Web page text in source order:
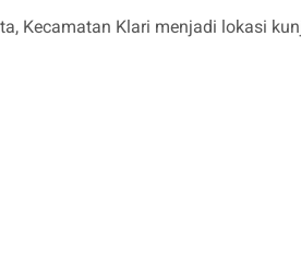
Kecamatan Klari menjadi lokasi